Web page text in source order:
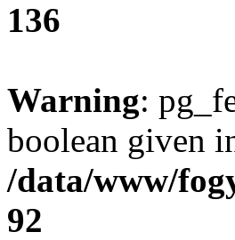
136
Warning:
boolean given
/data/www/
92